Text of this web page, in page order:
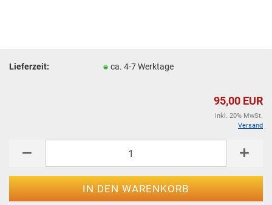
Lieferzeit: ca. 4-7 Werktage
95,00 EUR
inkl. 20% MwSt.
Versand